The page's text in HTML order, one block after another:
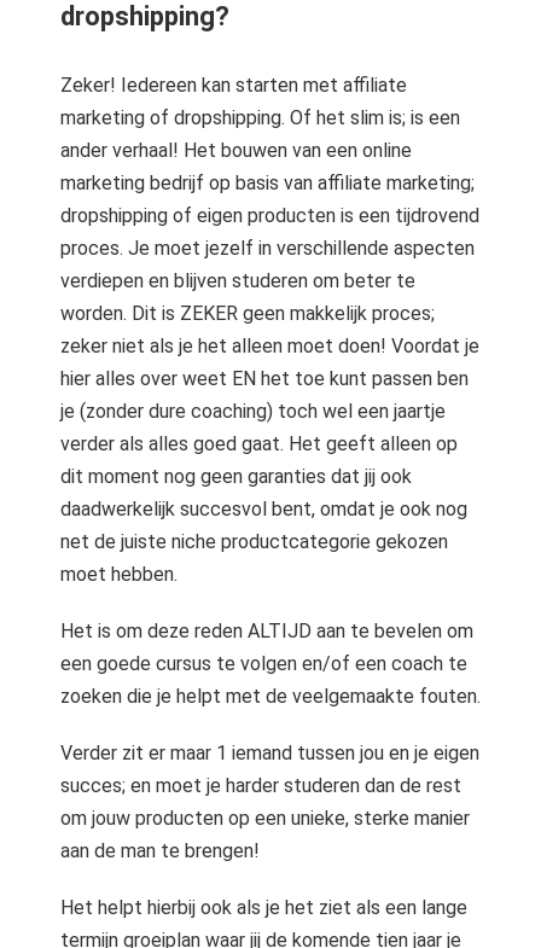
dropshipping?
Zeker! Iedereen kan starten met affiliate
marketing of dropshipping. Of het slim is; is een
ander verhaal! Het bouwen van een online
marketing bedrijf op basis van affiliate marketing;
dropshipping of eigen producten is een tijdrovend
proces. Je moet jezelf in verschillende aspecten
verdiepen en blijven studeren om beter te
worden. Dit is ZEKER geen makkelijk proces;
zeker niet als je het alleen moet doen! Voordat je
hier alles over weet EN het toe kunt passen ben
je (zonder dure coaching) toch wel een jaartje
verder als alles goed gaat. Het geeft alleen op
dit moment nog geen garanties dat jij ook
daadwerkelijk succesvol bent, omdat je ook nog
net de juiste niche productcategorie gekozen
moet hebben.
Het is om deze reden ALTIJD aan te bevelen om
een goede cursus te volgen en/of een coach te
zoeken die je helpt met de veelgemaakte fouten.
Verder zit er maar 1 iemand tussen jou en je eigen
succes; en moet je harder studeren dan de rest
om jouw producten op een unieke, sterke manier
aan de man te brengen!
Het helpt hierbij ook als je het ziet als een lange
termijn groeiplan waar jij de komende tien jaar je